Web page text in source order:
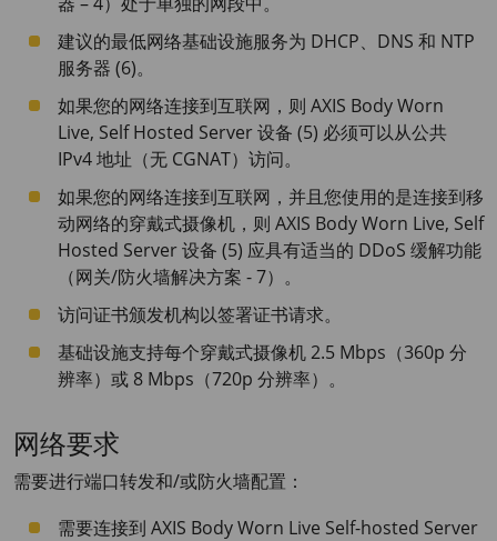
建议的最低网络基础设施服务为 DHCP、DNS 和 NTP
服务器 (6)。
如果您的网络连接到互联网，则 AXIS BodyWorn
Live, Self Hosted Server 设备 (5) 必须可以从公共
IPv4 地址（无 CGNAT）访问。
如果您的网络连接到互联网，并且您使用的是连接到移
动网络的穿戴式摄像机，则 AXIS BodyWorn Live, Self
Hosted Server 设备 (5) 应具有适当的 DDoS 缓解功能
（网关/防火墙解决方案 - 7）。
访问证书颁发机构以签署证书请求。
基础设施支持每个穿戴式摄像机 2.5 Mbps（360p 分
辨率）或 8 Mbps（720p 分辨率）。
网络要求
需要进行端口转发和/或防火墙配置：
需要连接到 AXIS BodyWorn Live Self-hosted Server